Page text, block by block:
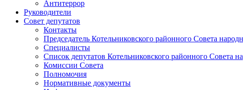
Антитеррор
Руководители
Совет депутатов
Контакты
Председатель Котельниковского районного Совета
Специалисты
Список депутатов Котельниковского районного Совета
Комиссии Совета
Полномочия
Нормативные документы